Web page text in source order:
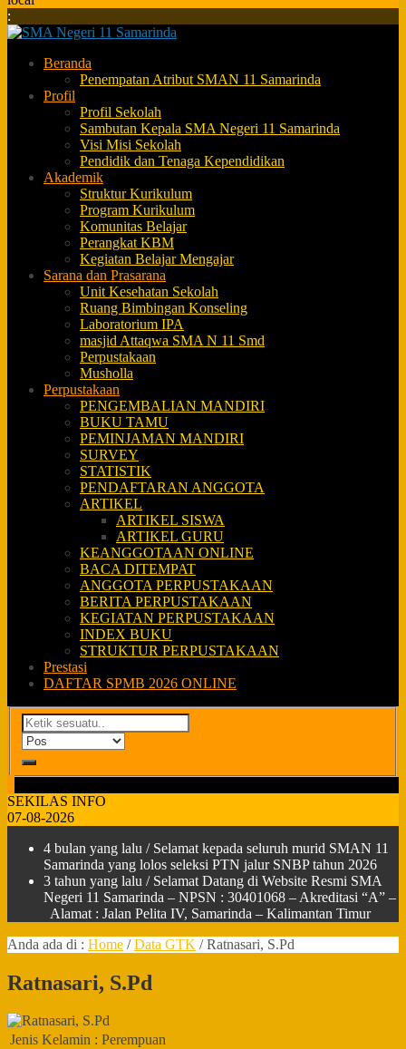
:
Beranda
Penempatan Atribut SMAN 11 Samarinda
Profil
Profil Sekolah
Sambutan Kepala SMA Negeri 11 Samarinda
Visi Misi Sekolah
Pendidik dan Tenaga Kependidikan
Akademik
Struktur Kurikulum
Program Kurikulum
Komunitas Belajar
Perangkat KBM
Kegiatan Belajar Mengajar
Sarana dan Prasarana
Unit Kesehatan Sekolah
Ruang Bimbingan Konseling
Laboratorium IPA
masjid Attaqwa SMA N 11 Smd
Perpustakaan
Musholla
Perpustakaan
PENGEMBALIAN MANDIRI
BUKU TAMU
PEMINJAMAN MANDIRI
SURVEY
STATISTIK
PENDAFTARAN ANGGOTA
ARTIKEL
ARTIKEL SISWA
ARTIKEL GURU
KEANGGOTAAN ONLINE
BACA DITEMPAT
ANGGOTA PERPUSTAKAAN
BERITA PERPUSTAKAAN
KEGIATAN PERPUSTAKAAN
INDEX BUKU
STRUKTUR PERPUSTAKAAN
Prestasi
DAFTAR SPMB 2026 ONLINE
SEKILAS INFO
07-08-2026
4 bulan yang lalu / Selamat kepada seluruh murid SMAN 11
Samarinda yang lolos seleksi PTN jalur SNBP tahun 2026
3 tahun yang lalu / Selamat Datang di Website Resmi SMA
Negeri 11 Samarinda – NPSN : 30401068 – Akreditasi “A” –
Alamat : Jalan Pelita IV, Samarinda – Kalimantan Timur
Anda ada di : Home /Data GTK /Ratnasari, S.Pd
Ratnasari, S.Pd
Jenis Kelamin : Perempuan